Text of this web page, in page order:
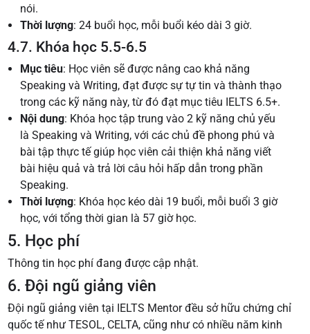
nói.
Thời lượng: 24 buổi học, mỗi buổi kéo dài 3 giờ.
4.7. Khóa học 5.5-6.5
Mục tiêu: Học viên sẽ được nâng cao khả năng
Speaking và Writing, đạt được sự tự tin và thành thạo
trong các kỹ năng này, từ đó đạt mục tiêu IELTS 6.5+.
Nội dung: Khóa học tập trung vào 2 kỹ năng chủ yếu
là Speaking và Writing, với các chủ đề phong phú và
bài tập thực tế giúp học viên cải thiện khả năng viết
bài hiệu quả và trả lời câu hỏi hấp dẫn trong phần
Speaking.
Thời lượng: Khóa học kéo dài 19 buổi, mỗi buổi 3 giờ
học, với tổng thời gian là 57 giờ học.
5. Học phí
Thông tin học phí đang được cập nhật.
6. Đội ngũ giảng viên
Đội ngũ giảng viên tại IELTS Mentor đều sở hữu chứng chỉ
quốc tế như TESOL, CELTA, cũng như có nhiều năm kinh